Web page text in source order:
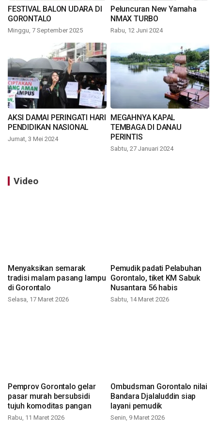
FESTIVAL BALON UDARA DI
GORONTALO
Minggu, 7 September 2025
Peluncuran New Yamaha
NMAX TURBO
Rabu, 12 Juni 2024
AKSI DAMAI PERINGATI HARI
PENDIDIKAN NASIONAL
Jumat, 3 Mei 2024
MEGAHNYA KAPAL
TEMBAGA DI DANAU
PERINTIS
Sabtu, 27 Januari 2024
Video
Menyaksikan semarak
tradisi malam pasang lampu
di Gorontalo
Selasa, 17 Maret 2026
Pemudik padati Pelabuhan
Gorontalo, tiket KM Sabuk
Nusantara 56 habis
Sabtu, 14 Maret 2026
Pemprov Gorontalo gelar
pasar murah bersubsidi
tujuh komoditas pangan
Rabu, 11 Maret 2026
Ombudsman Gorontalo nilai
Bandara Djalaluddin siap
layani pemudik
Senin, 9 Maret 2026